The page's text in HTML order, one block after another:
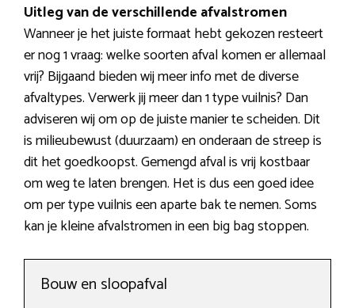
Uitleg van de verschillende afvalstromen
Wanneer je het juiste formaat hebt gekozen resteert
er nog 1 vraag: welke soorten afval komen er allemaal
vrij? Bijgaand bieden wij meer info met de diverse
afvaltypes. Verwerk jij meer dan 1 type vuilnis? Dan
adviseren wij om op de juiste manier te scheiden. Dit
is milieubewust (duurzaam) en onderaan de streep is
dit het goedkoopst. Gemengd afval is vrij kostbaar
om weg te laten brengen. Het is dus een goed idee
om per type vuilnis een aparte bak te nemen. Soms
kan je kleine afvalstromen in een big bag stoppen.
Bouw en sloopafval